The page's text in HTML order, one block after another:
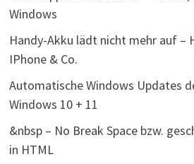
Windows
Handy-Akku lädt nicht mehr auf –
IPhone & Co.
Automatische Windows Updates
Windows 10 + 11
&nbsp – No Break Space bzw.
in HTML